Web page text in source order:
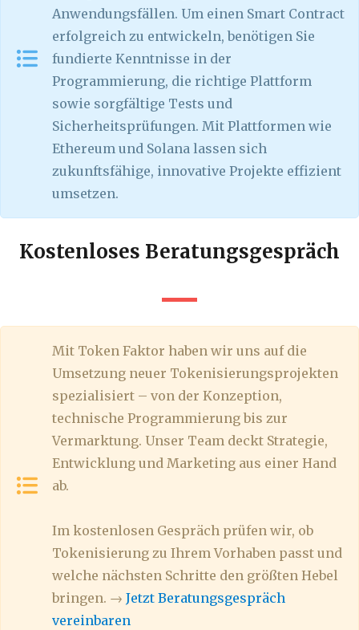
Anwendungsfällen. Um einen Smart Contract
erfolgreich zu entwickeln, benötigen Sie
fundierte Kenntnisse in der
Programmierung, die richtige Plattform
sowie sorgfältige Tests und
Sicherheitsprüfungen. Mit Plattformen wie
Ethereum und Solana lassen sich
zukunftsfähige, innovative Projekte effizient
umsetzen.
Kostenloses Beratungsgespräch
Mit Token Faktor haben wir uns auf die
Umsetzung neuer Tokenisierungsprojekten
spezialisiert – von der Konzeption,
technische Programmierung bis zur
Vermarktung. Unser Team deckt Strategie,
Entwicklung und Marketing aus einer Hand
ab.
Im kostenlosen Gespräch prüfen wir, ob
Tokenisierung zu Ihrem Vorhaben passt und
welche nächsten Schritte den größten Hebel
bringen. → Jetzt Beratungsgespräch
vereinbaren